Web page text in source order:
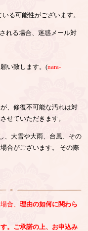
る可能性がございます。
れる場合、迷惑メール対
い致します。(nara-
、修復不可能な汚れは対
せていただきます。
、大雪や大雨、台風、その
合がございます。 その際
合、理由の如何に関わら
。ご承諾の上、お申込み